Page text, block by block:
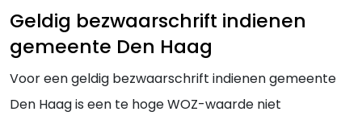
Geldig bezwaarschrift indienen
gemeente Den Haag
Voor een geldig bezwaarschrift indienen gemeente
Den Haag is een te hoge WOZ-waarde niet